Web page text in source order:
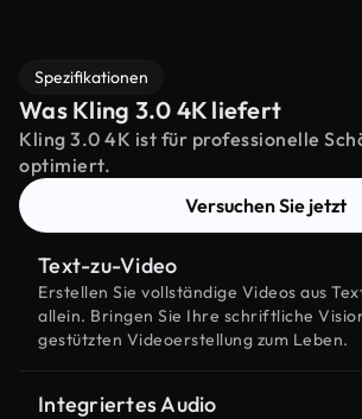
Spezifikationen
Was Kling 3.0 4K liefert
Kling 3.0 4K ist für professionelle
optimiert.
Versuchen Sie jetzt
Text-zu-Video
Erstellen Sie vollständige Videos aus
allein. Bringen Sie Ihre schriftliche
gestützten Videoerstellung zum Leben.
Integriertes Audio